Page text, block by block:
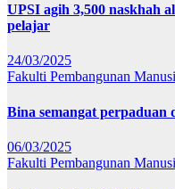
UPSI agih 3,500 naskhah
pelajar
24/03/2025
Fakulti Pembangunan
Bina semangat perpaduan
06/03/2025
Fakulti Pembangunan